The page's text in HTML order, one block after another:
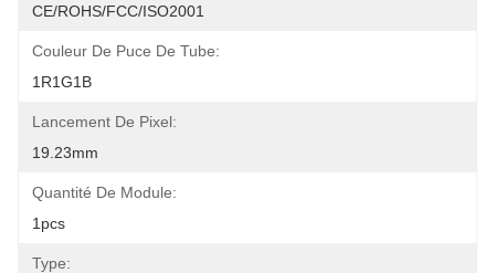
CE/ROHS/FCC/ISO2001
Couleur De Puce De Tube:
1R1G1B
Lancement De Pixel:
19.23mm
Quantité De Module:
1pcs
Type: